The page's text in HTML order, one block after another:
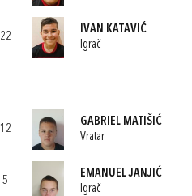
22
IVAN KATAVIĆ
Igrač
12
GABRIEL MATIŠIĆ
Vratar
5
EMANUEL JANJIĆ
Igrač